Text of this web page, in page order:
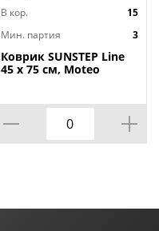
В кор.
15
Мин. партия
3
Коврик SUNSTEP Line
45 х 75 см, Moteo